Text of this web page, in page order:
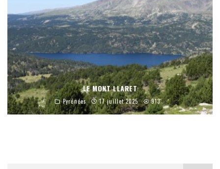
LE MONT LLARET
Pyrénées 17 juillet 2025 913